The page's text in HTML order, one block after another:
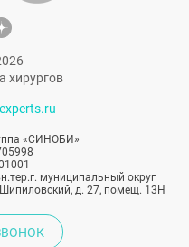
хирургов
«СИНОБИ»
муниципальный округ
д. 27, помещ. 13Н